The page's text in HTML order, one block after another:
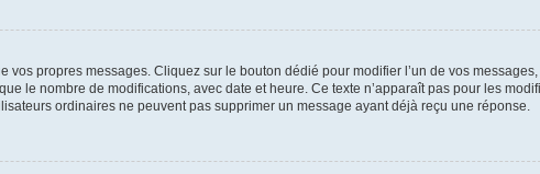
propres messages. Cliquez sur le bouton dédié pour modifier l’un de vos
le nombre de modifications, avec date et heure. Ce texte n’apparaît pas pour les
ordinaires ne peuvent pas supprimer un message ayant déjà reçu une réponse.